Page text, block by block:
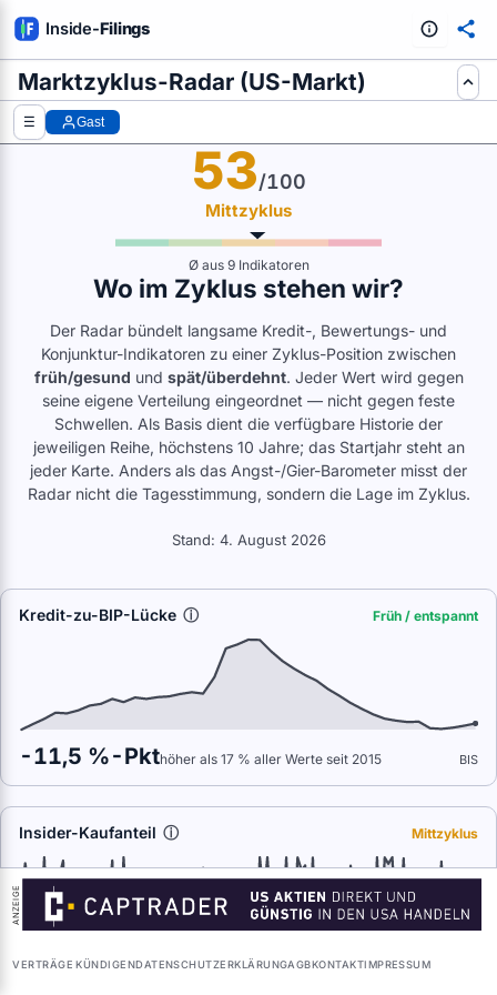
Inside-Filings
AUS SEC-FILINGS AUSWERTEN
Marktzyklus-Radar (US-Markt)
☰ Gast
53/100
Mittzyklus
Ø aus 9 Indikatoren
Wo im Zyklus stehen wir?
Der Radar bündelt langsame Kredit-, Bewertungs- und
Konjunktur-Indikatoren zu einer Zyklus-Position zwischen
früh/gesund und spät/überdehnt. Jeder Wert wird gegen
seine eigene Verteilung eingeordnet — nicht gegen feste
Schwellen. Als Basis dient die verfügbare Historie der
jeweiligen Reihe, höchstens 10 Jahre; das Startjahr steht an
jeder Karte. Anders als das Angst-/Gier-Barometer misst der
Radar nicht die Tagesstimmung, sondern die Lage im Zyklus.
Stand: 4. August 2026
Kredit-zu-BIP-Lücke ⓘ Früh / entspannt
-11,5 %-Pkthöher als 17 % aller Werte seit 2015 BIS
Insider-Kaufanteil ⓘ Mittzyklus
0,13
ANZEIGE
VERTRÄGE KÜNDIGENDATENSCHUTZERKLÄRUNGAGBKONTAKTIMPRESSUM